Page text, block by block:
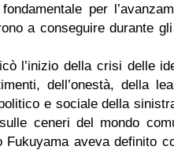
per
a conseguire durante gli
l’inizio della crisi delle
dell’onestà, della
e sociale della
ceneri del mondo
Fukuyama aveva definito